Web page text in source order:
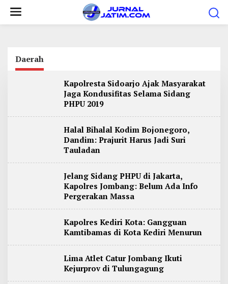
Daerah
Kapolresta Sidoarjo Ajak Masyarakat
Jaga Kondusifitas Selama Sidang
PHPU 2019
Halal Bihalal Kodim Bojonegoro,
Dandim: Prajurit Harus Jadi Suri
Tauladan
Jelang Sidang PHPU di Jakarta,
Kapolres Jombang: Belum Ada Info
Pergerakan Massa
Kapolres Kediri Kota: Gangguan
Kamtibamas di Kota Kediri Menurun
Lima Atlet Catur Jombang Ikuti
Kejurprov di Tulungagung